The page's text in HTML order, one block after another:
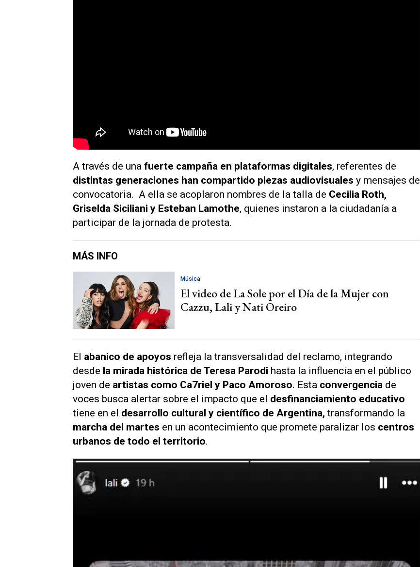
A través de una fuerte campaña en plataformas digitales, referentes de
distintas generaciones han compartido piezas audiovisuales y mensajes de
convocatoria. A ella se acoplaron nombres de la talla de Cecilia Roth,
Griselda Siciliani y Esteban Lamothe, quienes instaron a la ciudadanía a
participar de la jornada de protesta.
MÁS INFO
Música
El video de La Sole por el Día de la Mujer con
Cazzu, Lali y Nati Oreiro
El abanico de apoyos refleja la transversalidad del reclamo, integrando
desde la mirada histórica de Teresa Parodi hasta la influencia en el público
joven de artistas como Ca7riel y Paco Amoroso. Esta convergencia de
voces busca alertar sobre el impacto que el desfinanciamiento educativo
tiene en el desarrollo cultural y científico de Argentina, transformando la
marcha del martes en un acontecimiento que promete paralizar los centros
urbanos de todo el territorio.